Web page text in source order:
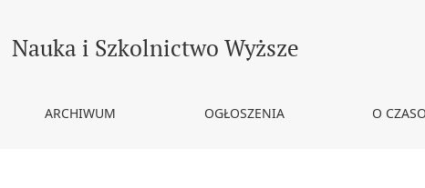
wyższego w Polsce w latach 1997-2009 - wybrane aspekty
Nauka i Szkolnictwo Wyższe
ARCHIWUM OGŁOSZENIA O